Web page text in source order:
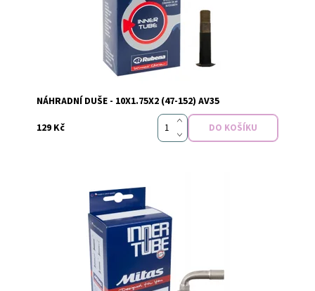
Skladem
NÁHRADNÍ DUŠE - 10X1.75X2 (47-152) AV35
129 Kč
Vyprodáno